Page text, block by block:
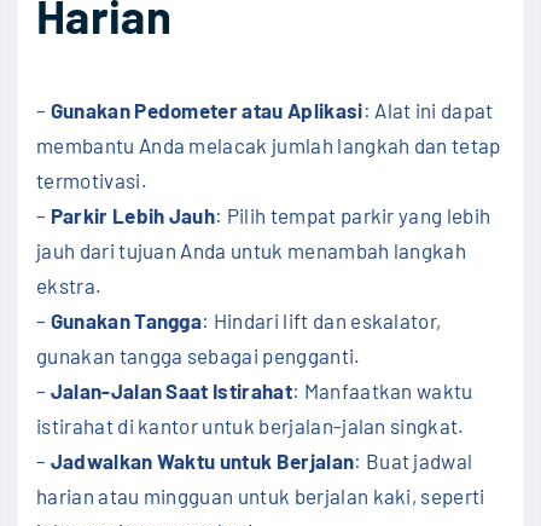
Harian
– Gunakan Pedometer atau Aplikasi: Alat ini dapat
membantu Anda melacak jumlah langkah dan tetap
termotivasi.
– Parkir Lebih Jauh: Pilih tempat parkir yang lebih
jauh dari tujuan Anda untuk menambah langkah
ekstra.
– Gunakan Tangga: Hindari lift dan eskalator,
gunakan tangga sebagai pengganti.
– Jalan-Jalan Saat Istirahat: Manfaatkan waktu
istirahat di kantor untuk berjalan-jalan singkat.
– Jadwalkan Waktu untuk Berjalan: Buat jadwal
harian atau mingguan untuk berjalan kaki, seperti